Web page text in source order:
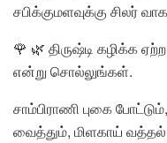
சபிக்குமளவுக்கு சிலர்
🌹 🌿 திருஷ்டி கழிக்க
என்று சொல்லுங்கள்.
சாம்பிராணி புகை
வைத்தும், மிளகாய்